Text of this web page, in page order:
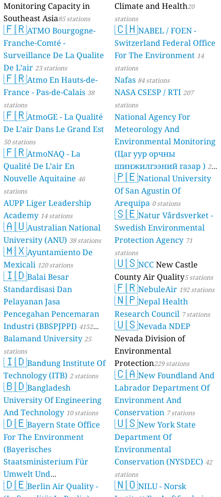
Monitoring Capacity in
Southeast Asia85 stations
🇫🇷ATMO Bourgogne-
Franche-Comté -
Surveillance De La Qualite
De L’air 23 stations
🇫🇷Atmo En Hauts-de-
France - Pas-de-Calais 38
stations
🇫🇷AtmoGE - La Qualité
De L’air Dans Le Grand Est
50 stations
🇫🇷AtmoNAQ - La
Qualité De L’air En
Nouvelle Aquitaine 46
stations
AUPP Liger Leadership
Academy 14 stations
🇦🇺Australian National
University (ANU) 38 stations
🇲🇽Ayuntamiento De
Mexicali 120 stations
🇮🇩Balai Besar
Standardisasi Dan
Pelayanan Jasa
Pencegahan Pencemaran
Industri (BBSPJPPI) 4152
stations
Balamand University25
stations
🇮🇩Bandung Institute Of
Technology (ITB) 2 stations
🇧🇩Bangladesh
University Of Engineering
And Technology 10 stations
🇩🇪Bayern State Office
For The Environment
(Bayerisches
Staatsministerium Für
Umwelt Und
Verbraucherschutz) - LfU
🇩🇪Berlin Air Quality -
Climate and Health20
stations
🇨🇭NABEL / FOEN -
Switzerland Federal Office
For The Environment 14
stations
Nafas 84 stations
NASA CSESP / RTI 207
stations
National Agency For
Meteorology And
Environmental Monitoring
(Цаг уур орчны
шинжилгээний газар ) 21
stations
🇵🇪National University
Of San Agustin Of
Arequipa 0 stations
🇸🇪Natur Vårdsverket -
Swedish Environmental
Protection Agency 71
stations
🇺🇸NCCNew Castle
County Air Quality5 stations
🇫🇷NebuleAir 192 stations
🇳🇵Nepal Health
Research Council 7 stations
🇺🇸Nevada NDEP
Nevada Division of
Environmental
Protection229 stations
🇨🇦New Foundland And
Labrador Department Of
Environment And
Conservation 7 stations
🇺🇸New York State
Department Of
Environmental
Conservation (NYSDEC) 42
stations
🇳🇴NILU - Norsk